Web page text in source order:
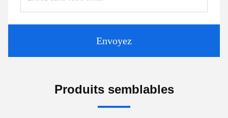
Envoyez
Produits semblables